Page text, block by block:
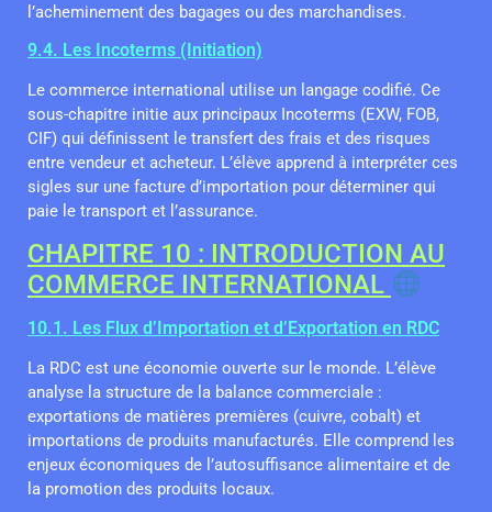
l’acheminement des bagages ou des marchandises.
9.4. Les Incoterms (Initiation)
Le commerce international utilise un langage codifié. Ce
sous-chapitre initie aux principaux Incoterms (EXW, FOB,
CIF) qui définissent le transfert des frais et des risques
entre vendeur et acheteur. L’élève apprend à interpréter ces
sigles sur une facture d’importation pour déterminer qui
paie le transport et l’assurance.
CHAPITRE 10 : INTRODUCTION AU
COMMERCE INTERNATIONAL
10.1. Les Flux d’Importation et d’Exportation en RDC
La RDC est une économie ouverte sur le monde. L’élève
analyse la structure de la balance commerciale :
exportations de matières premières (cuivre, cobalt) et
importations de produits manufacturés. Elle comprend les
enjeux économiques de l’autosuffisance alimentaire et de
la promotion des produits locaux.